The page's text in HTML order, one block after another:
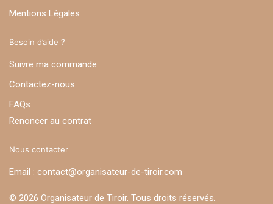
Mentions Légales
Besoin d’aide ?
Suivre ma commande
Contactez-nous
FAQs
Renoncer au contrat
Nous contacter
Email : contact@organisateur-de-tiroir.com
© 2026 Organisateur de Tiroir. Tous droits réservés.